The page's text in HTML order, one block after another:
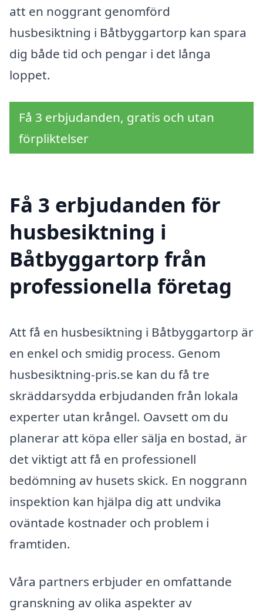
att en noggrant genomförd
husbesiktning i Båtbyggartorp kan spara
dig både tid och pengar i det långa
loppet.
Få 3 erbjudanden, gratis och utan
förpliktelser
Få 3 erbjudanden för
husbesiktning i
Båtbyggartorp från
professionella företag
Att få en husbesiktning i Båtbyggartorp är
en enkel och smidig process. Genom
husbesiktning-pris.se kan du få tre
skräddarsydda erbjudanden från lokala
experter utan krångel. Oavsett om du
planerar att köpa eller sälja en bostad, är
det viktigt att få en professionell
bedömning av husets skick. En noggrann
inspektion kan hjälpa dig att undvika
oväntade kostnader och problem i
framtiden.
Våra partners erbjuder en omfattande
granskning av olika aspekter av